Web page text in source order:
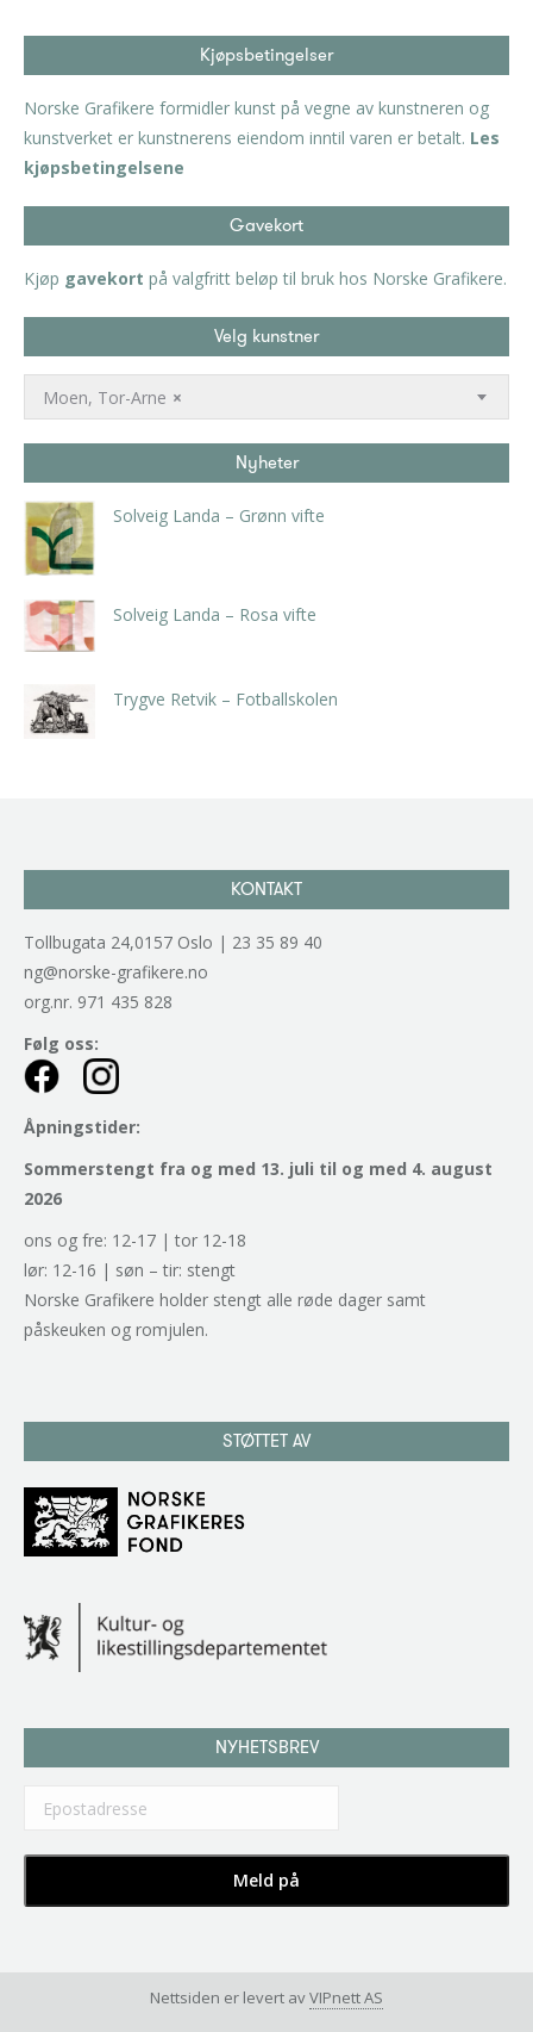
Kjøpsbetingelser
Norske Grafikere formidler kunst på vegne av kunstneren og
kunstverket er kunstnerens eiendom inntil varen er betalt. Les
kjøpsbetingelsene
Gavekort
Kjøp gavekort på valgfritt beløp til bruk hos Norske Grafikere.
Velg kunstner
×
Moen, Tor-Arne
Nyheter
Solveig Landa – Grønn vifte
Solveig Landa – Rosa vifte
Trygve Retvik – Fotballskolen
KONTAKT
Tollbugata 24,0157 Oslo | 23 35 89 40
ng@norske-grafikere.no
org.nr. 971 435 828
Følg oss:
Åpningstider:
Sommerstengt fra og med 13. juli til og med 4. august
2026
ons og fre: 12-17 | tor 12-18
lør: 12-16 | søn – tir: stengt
Norske Grafikere holder stengt alle røde dager samt
påskeuken og romjulen.
STØTTET AV
NYHETSBREV
Nettsiden er levert avVIPnett AS